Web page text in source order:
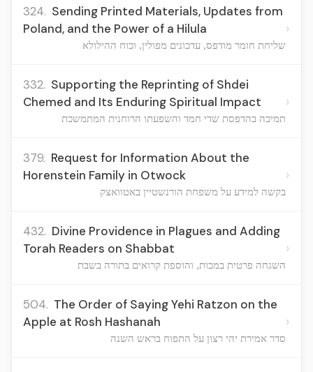
324. Sending Printed Materials, Updates from
Poland, and the Power of a Hilula
שליחת חומר מודפס, עדכונים מפולין, וכוח ההילולא
›
332. Supporting the Reprinting of Shdei
Chemed and Its Enduring Spiritual Impact
תמיכה בהדפסת שדי חמד והשפעתו הרוחנית המתמשכת
›
379. Request for Information About the
Horenstein Family in Otwock
בקשה למידע על משפחת הורנשטיין באטוואצק
›
432. Divine Providence in Plagues and Adding
Torah Readers on Shabbat
השגחה פרטית במכות, והוספת קרואים בתורה בשבת
›
504. The Order of Saying Yehi Ratzon on the
Apple at Rosh Hashanah
סדר אמירת יהי רצון על התפוח בראש השנה
›